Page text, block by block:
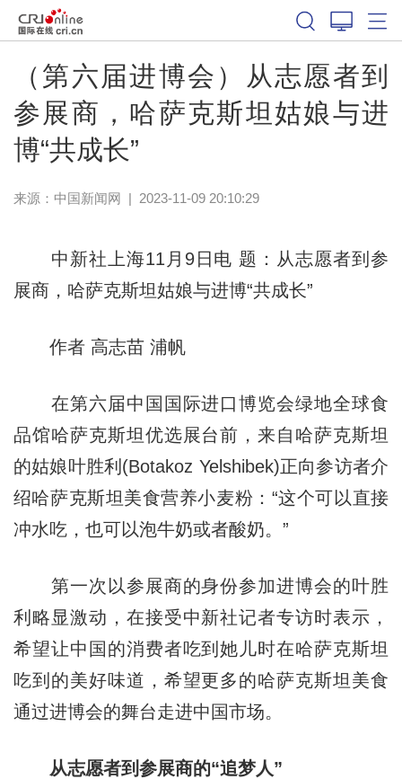
（第六届进博会）从志愿者到
参展商，哈萨克斯坦姑娘与进
博“共成长”
来源： 中国新闻网 | 2023-11-09 20:10:29
中新社上海11月9日电 题：从志愿者到参
展商，哈萨克斯坦姑娘与进博“共成长”
作者 高志苗 浦帆
在第六届中国国际进口博览会绿地全球食
品馆哈萨克斯坦优选展台前，来自哈萨克斯坦
的姑娘叶胜利(Botakoz Yelshibek)正向参访者介
绍哈萨克斯坦美食营养小麦粉：“这个可以直接
冲水吃，也可以泡牛奶或者酸奶。”
第一次以参展商的身份参加进博会的叶胜
利略显激动，在接受中新社记者专访时表示，
希望让中国的消费者吃到她儿时在哈萨克斯坦
吃到的美好味道，希望更多的哈萨克斯坦美食
通过进博会的舞台走进中国市场。
从志愿者到参展商的“追梦人”